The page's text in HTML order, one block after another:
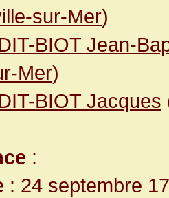
sur-Mer)
BIOT Jean-
Mer)
BIOT Jacques
:
: 24 septembre